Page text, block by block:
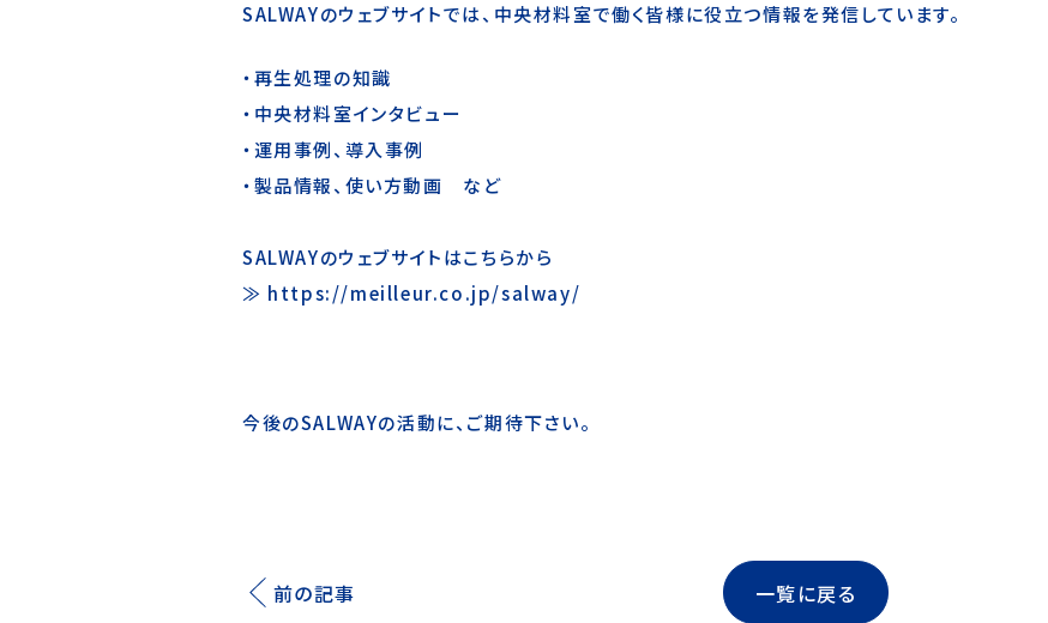
SALWAYのウェブサイトでは、中央材料室で働く皆様に役立つ情報を発信しています。
・再生処理の知識
・中央材料室インタビュー
・運用事例、導入事例
・製品情報、使い方動画 など
SALWAYのウェブサイトはこちらから
≫ https://meilleur.co.jp/salway/
今後のSALWAYの活動に、ご期待下さい。
前の記事 一覧に戻る